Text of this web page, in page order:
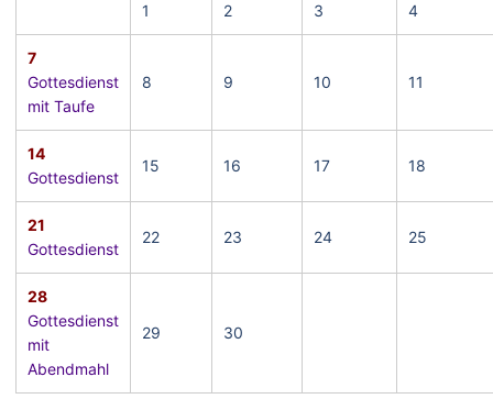
1 2 3 4
7
Gottesdienst
mit Taufe
8 9 10 11
14
Gottesdienst
15 16 17 18
21
Gottesdienst
22 23 24 25
28
Gottesdienst
mit
Abendmahl
29 30